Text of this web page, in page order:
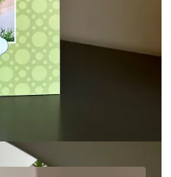
фотокниг